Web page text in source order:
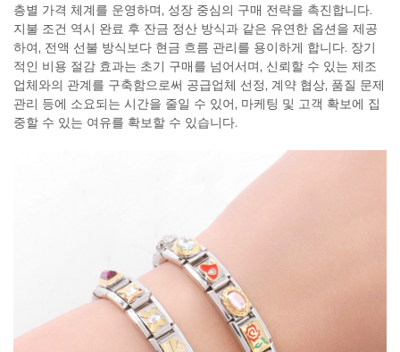
층별 가격 체계를 운영하며, 성장 중심의 구매 전략을 촉진합니다.
지불 조건 역시 완료 후 잔금 정산 방식과 같은 유연한 옵션을 제공
하여, 전액 선불 방식보다 현금 흐름 관리를 용이하게 합니다. 장기
적인 비용 절감 효과는 초기 구매를 넘어서며, 신뢰할 수 있는 제조
업체와의 관계를 구축함으로써 공급업체 선정, 계약 협상, 품질 문제
관리 등에 소요되는 시간을 줄일 수 있어, 마케팅 및 고객 확보에 집
중할 수 있는 여유를 확보할 수 있습니다.